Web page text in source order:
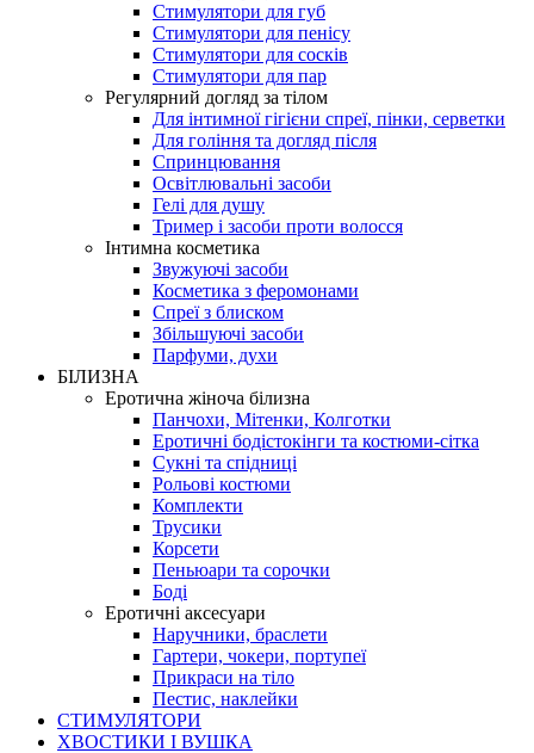
Стимулятори для губ
Стимулятори для пенісу
Стимулятори для сосків
Стимулятори для пар
Регулярний догляд за тілом
Для інтимної гігієни спреї, пінки, серветки
Для гоління та догляд після
Спринцювання
Освітлювальні засоби
Гелі для душу
Тример і засоби проти волосся
Інтимна косметика
Звужуючі засоби
Косметика з феромонами
Спреї з блиском
Збільшуючі засоби
Парфуми, духи
БІЛИЗНА
Еротична жіноча білизна
Панчохи, Мітенки, Колготки
Еротичні бодістокінги та костюми-сітка
Сукні та спідниці
Рольові костюми
Комплекти
Трусики
Корсети
Пеньюари та сорочки
Боді
Еротичні аксесуари
Наручники, браслети
Гартери, чокери, портупеї
Прикраси на тіло
Пестис, наклейки
СТИМУЛЯТОРИ
ХВОСТИКИ І ВУШКА